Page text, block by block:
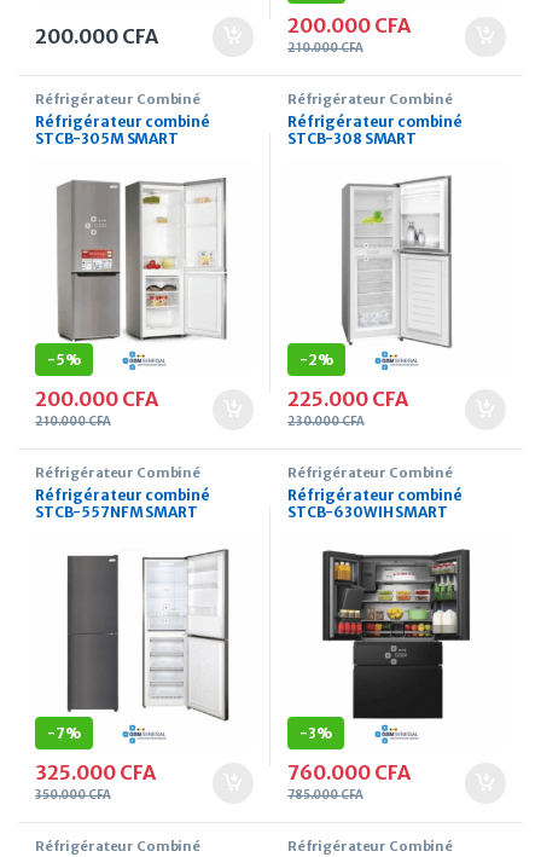
200.000 CFA 200.000 CFA
210.000CFA
Réfrigérateur Combiné
Réfrigérateur combiné
STCB-305M SMART
-5%
200.000 CFA
210.000CFA
Réfrigérateur Combiné
Réfrigérateur combiné
STCB-308 SMART
-2%
225.000 CFA
230.000CFA
Réfrigérateur Combiné
Réfrigérateur combiné
STCB-557NFM SMART
-7%
325.000 CFA
350.000CFA
Réfrigérateur Combiné
Réfrigérateur combiné
STCB-630WIH SMART
-3%
760.000 CFA
785.000CFA
Réfrigérateur Combiné Réfrigérateur Combiné